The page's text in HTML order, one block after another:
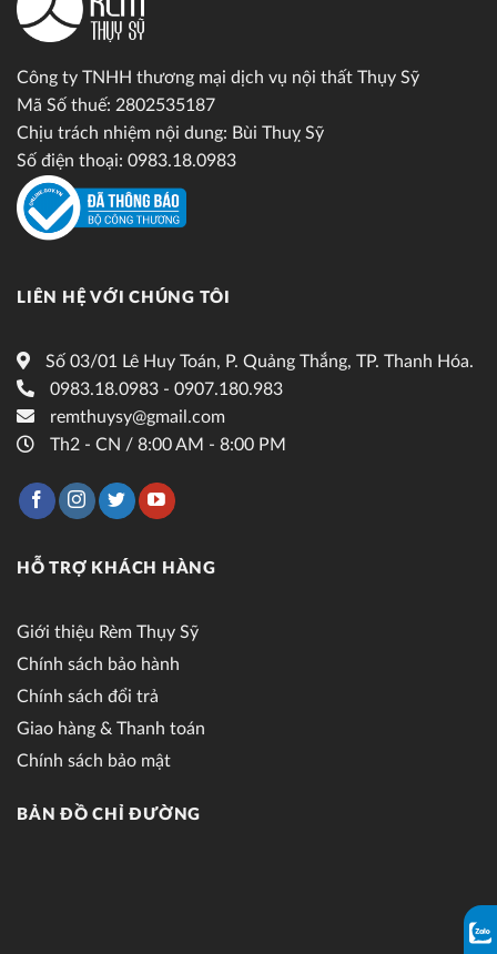
Công ty TNHH thương mại dịch vụ nội thất Thụy Sỹ
Mã Số thuế: 2802535187
Chịu trách nhiệm nội dung: Bùi Thuỵ Sỹ
Số điện thoại: 0983.18.0983
LIÊN HỆ VỚI CHÚNG TÔI
Số 03/01 Lê Huy Toán, P. Quảng Thắng, TP. Thanh Hóa.
0983.18.0983 - 0907.180.983
remthuysy@gmail.com
Th2 - CN / 8:00 AM - 8:00 PM
HỖ TRỢ KHÁCH HÀNG
Giới thiệu Rèm Thụy Sỹ
Chính sách bảo hành
Chính sách đổi trả
Giao hàng & Thanh toán
Chính sách bảo mật
BẢN ĐỒ CHỈ ĐƯỜNG